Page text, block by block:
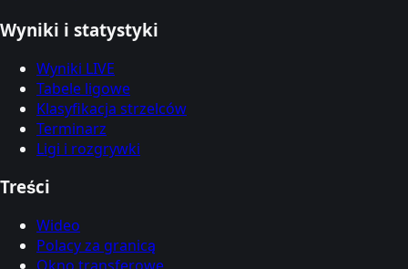
Wyniki i statystyki
Wyniki LIVE
Tabele ligowe
Klasyfikacja strzelców
Terminarz
Ligi i rozgrywki
Treści
Wideo
Polacy za granicą